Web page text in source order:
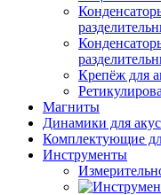
Крепёж для
Магниты
Динамики для
Комплектующие
Инструменты